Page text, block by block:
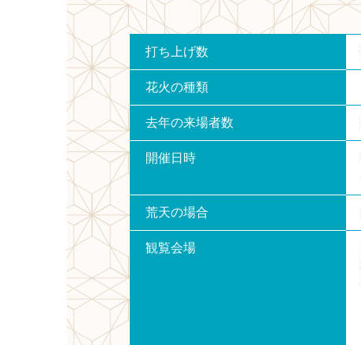
打ち上げ数
花火の種類
去年の来場者数
開催日時
荒天の場合
観覧会場